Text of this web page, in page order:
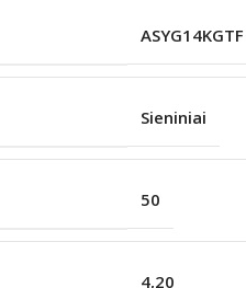
ASYG14KGTF
Sieniniai
50
4,20